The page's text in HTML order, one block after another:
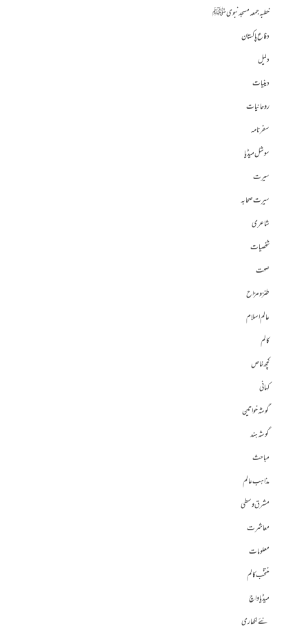
خطبہ جمعہ مسجد نبوی ﷺ
دفاع پاکستان
دلیل
دینیات
روحانیات
سفرنامہ
سوشل میڈیا
سیرت
سیرت صحابہ
شاعری
شخصیات
صحت
طنز و مزاح
عالم اسلام
کالم
کچھ خاص
کہانی
گوشہ خواتین
گوشہ ہند
مباحث
مذاہب عالم
مشرق وسطی
معاشرت
معلومات
منتخب کالم
میڈیا واچ
نئے لکھاری